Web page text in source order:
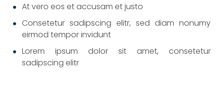
At vero eos et accusam et justo
Consetetur sadipscing elitr, sed diam nonumy
eirmod tempor invidunt
Lorem ipsum dolor sit amet, consetetur
sadipscing elitr